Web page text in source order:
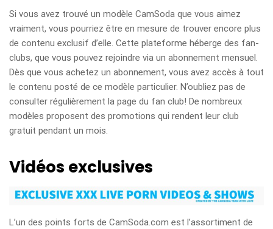
Si vous avez trouvé un modèle CamSoda que vous aimez
vraiment, vous pourriez être en mesure de trouver encore plus
de contenu exclusif d’elle. Cette plateforme héberge des fan-
clubs, que vous pouvez rejoindre via un abonnement mensuel.
Dès que vous achetez un abonnement, vous avez accès à tout
le contenu posté de ce modèle particulier. N’oubliez pas de
consulter régulièrement la page du fan club! De nombreux
modèles proposent des promotions qui rendent leur club
gratuit pendant un mois.
Vidéos exclusives
L’un des points forts de CamSoda.com est l’assortiment de